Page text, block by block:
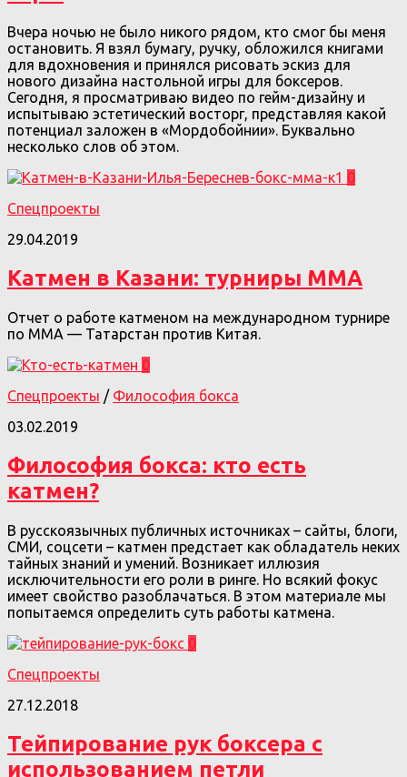
Вчера ночью не было никого рядом, кто смог бы меня
остановить. Я взял бумагу, ручку, обложился книгами
для вдохновения и принялся рисовать эскиз для
нового дизайна настольной игры для боксеров.
Сегодня, я просматриваю видео по гейм-дизайну и
испытываю эстетический восторг, представляя какой
потенциал заложен в «Мордобойнии». Буквально
несколько слов об этом.
0
Спецпроекты
29.04.2019
Катмен в Казани: турниры ММА
Отчет о работе катменом на международном турнире
по ММА — Татарстан против Китая.
0
Спецпроекты / Философия бокса
03.02.2019
Философия бокса: кто есть
катмен?
В русскоязычных публичных источниках – сайты, блоги,
СМИ, соцсети – катмен предстает как обладатель неких
тайных знаний и умений. Возникает иллюзия
исключительности его роли в ринге. Но всякий фокус
имеет свойство разоблачаться. В этом материале мы
попытаемся определить суть работы катмена.
0
Спецпроекты
27.12.2018
Тейпирование рук боксера с
использованием петли